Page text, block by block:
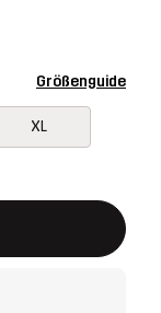
Größenguide
XL
den Warenkorb.